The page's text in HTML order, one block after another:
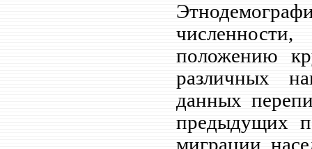
положению
различных
данных
предыдущих
миграции